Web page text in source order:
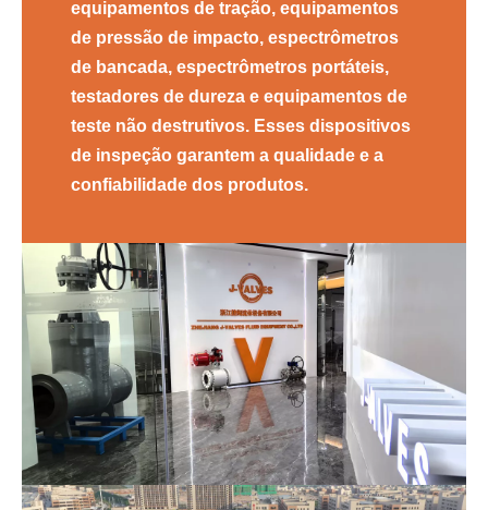
equipamentos de tração, equipamentos
de pressão de impacto, espectrômetros
de bancada, espectrômetros portáteis,
testadores de dureza e equipamentos de
teste não destrutivos. Esses dispositivos
de inspeção garantem a qualidade e a
confiabilidade dos produtos.